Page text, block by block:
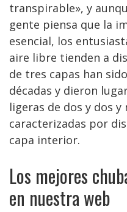
transpirable», y
gente piensa que la
esencial, los
aire libre tienden a
de tres capas han
décadas y dieron
ligeras de dos y dos y
caracterizadas por
capa interior.
Los mejores
en nuestra web